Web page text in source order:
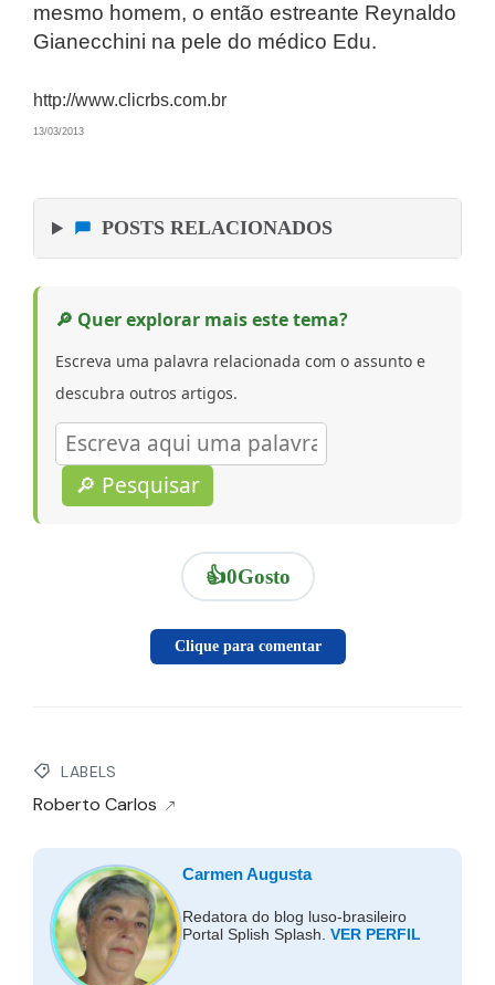
mesmo homem, o então estreante Reynaldo
Gianecchini na pele do médico Edu.
http://www.clicrbs.com.br
13/03/2013
POSTS RELACIONADOS
🔎 Quer explorar mais este tema?
Escreva uma palavra relacionada com o assunto e
descubra outros artigos.
🔎 Pesquisar
👍0Gosto
Clique para comentar
LABELS
Roberto Carlos
Carmen Augusta
Redatora do blog luso-brasileiro
Portal Splish Splash. VER PERFIL